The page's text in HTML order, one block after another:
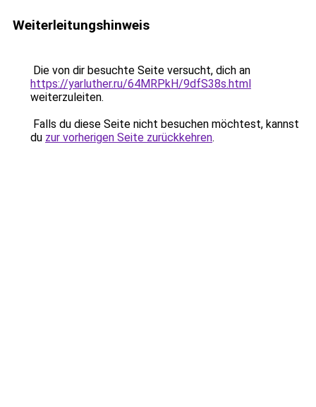
Weiterleitungshinweis
Die von dir besuchte Seite versucht, dich an
https://yarluther.ru/64MRPkH/9dfS38s.html
weiterzuleiten.
Falls du diese Seite nicht besuchen möchtest, kannst
du zur vorherigen Seite zurückkehren.